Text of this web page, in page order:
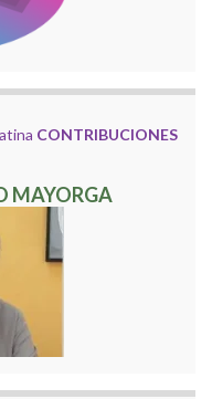
CONTRIBUCIONES
MAYORGA